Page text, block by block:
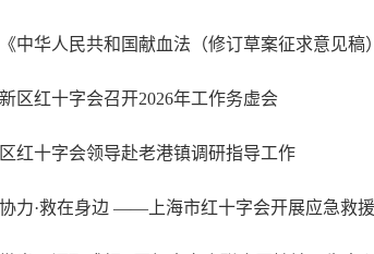
中华人民共和国献血法（修订草案征求意见稿
区红十字会召开2026年工作务虚会
红十字会领导赴老港镇调研指导工作
力·救在身边 ——上海市红十字会开展应急救